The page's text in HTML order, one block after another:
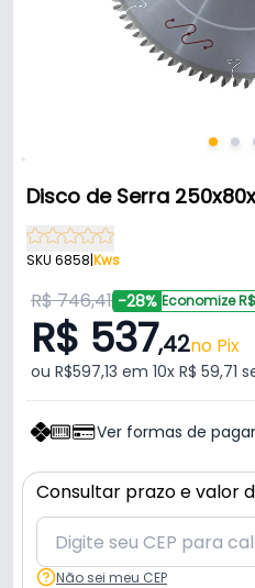
Disco de Serra
SKU 6858|Kws
R$ 746,41 -28% Economize
R$ 537,42no Pix
ou R$597,13 em 10x R$ 59,71
Ver formas de
Consultar prazo e valor
Não sei meu CEP